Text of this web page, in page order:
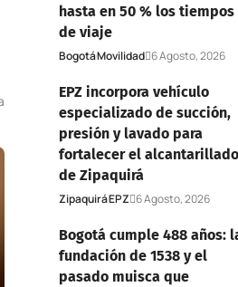
hasta en 50 % los tiempos
de viaje
BogotáMovilidad 6 Agosto, 2026
EPZ incorpora vehículo
especializado de succión,
presión y lavado para
fortalecer el alcantarillado
de Zipaquirá
ZipaquiráEPZ 6 Agosto, 2026
Bogotá cumple 488 años:
fundación de 1538 y el
pasado muisca que